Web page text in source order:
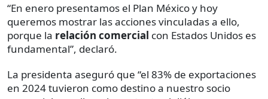
“En enero presentamos el Plan México y hoy
queremos mostrar las acciones vinculadas a ello,
porque la relación comercial con Estados Unidos es
fundamental”, declaró.
La presidenta aseguró que “el 83% de exportaciones
en 2024 tuvieron como destino a nuestro socio